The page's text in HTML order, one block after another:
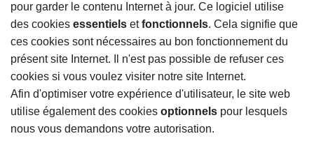
pour garder le contenu Internet à jour. Ce logiciel utilise
des cookies essentiels etfonctionnels. Cela signifie que
ces cookies sont nécessaires au bon fonctionnement du
présent site Internet. Il n'est pas possible de refuser ces
cookies si vous voulez visiter notre site Internet.
Afin d'optimiser votre expérience d'utilisateur, le site web
utilise également des cookies optionnels pour lesquels
nous vous demandons votre autorisation.